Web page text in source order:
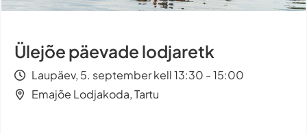
Ülejõe päevade lodjaretk
Laupäev, 5. september kell 13:30 - 15:00
Emajõe Lodjakoda, Tartu